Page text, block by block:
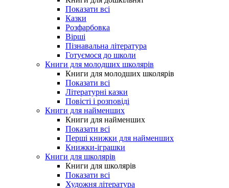
Показати всі
Казки
Розфарбовка
Вірші
Пізнавальна література
Готуємося до школи
Книги для молодших школярів
Книги для молодших школярів
Показати всі
Літературні казки
Повісті і розповіді
Книги для найменших
Книги для найменших
Показати всі
Перші книжки для найменших
Книжки-іграшки
Книги для школярів
Книги для школярів
Показати всі
Художня література